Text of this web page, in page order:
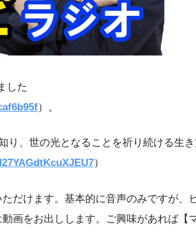
した
）。
り、世の光となることを祈り続ける生
）
だけます。基本的に音声のみですが、
画をお出しします。ご興味があれば【